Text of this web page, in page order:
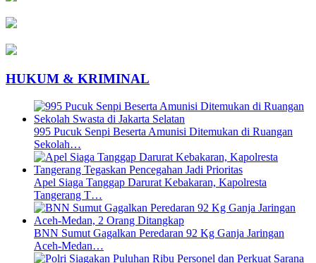
HUKUM & KRIMINAL
995 Pucuk Senpi Beserta Amunisi Ditemukan di Ruangan
Sekolah…
Apel Siaga Tanggap Darurat Kebakaran, Kapolresta
Tangerang T…
BNN Sumut Gagalkan Peredaran 92 Kg Ganja Jaringan
Aceh-Medan…